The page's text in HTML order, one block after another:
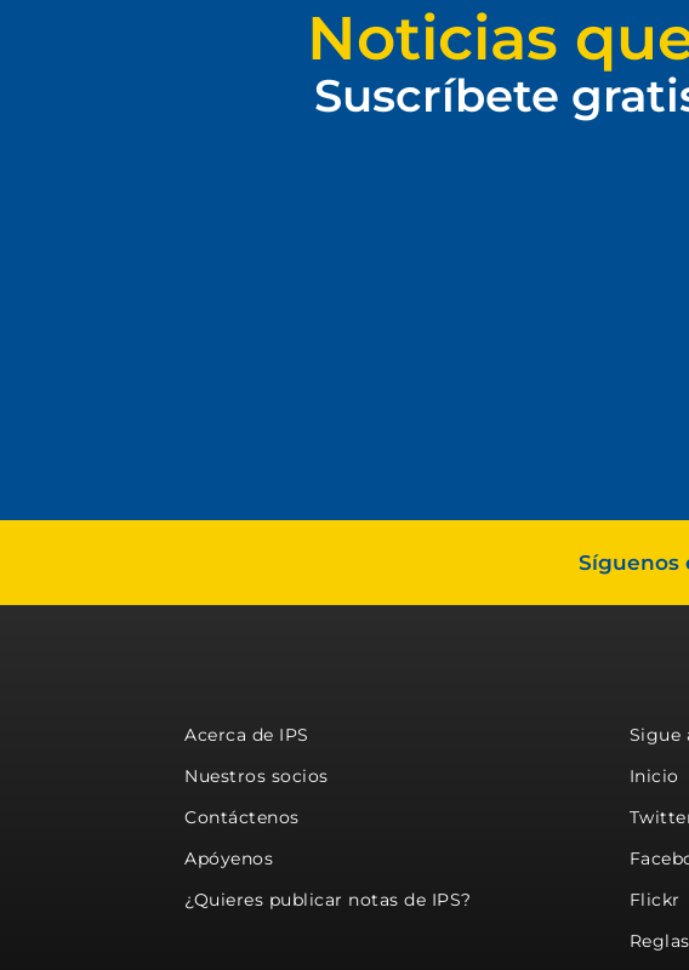
Noticias
Suscríbete
Síguenos
Acerca de IPS
Nuestros socios
Contáctenos
Apóyenos
¿Quieres publicar notas de IPS?
Sigue
Inicio
Flickr